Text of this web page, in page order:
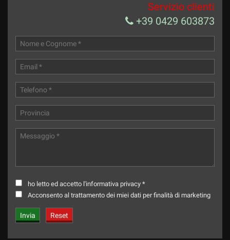
Servizio clienti
+39 0429 603873
ho letto ed accetto l'informativa privacy *
Acconsento al trattamento dei miei dati per finalità di marketing